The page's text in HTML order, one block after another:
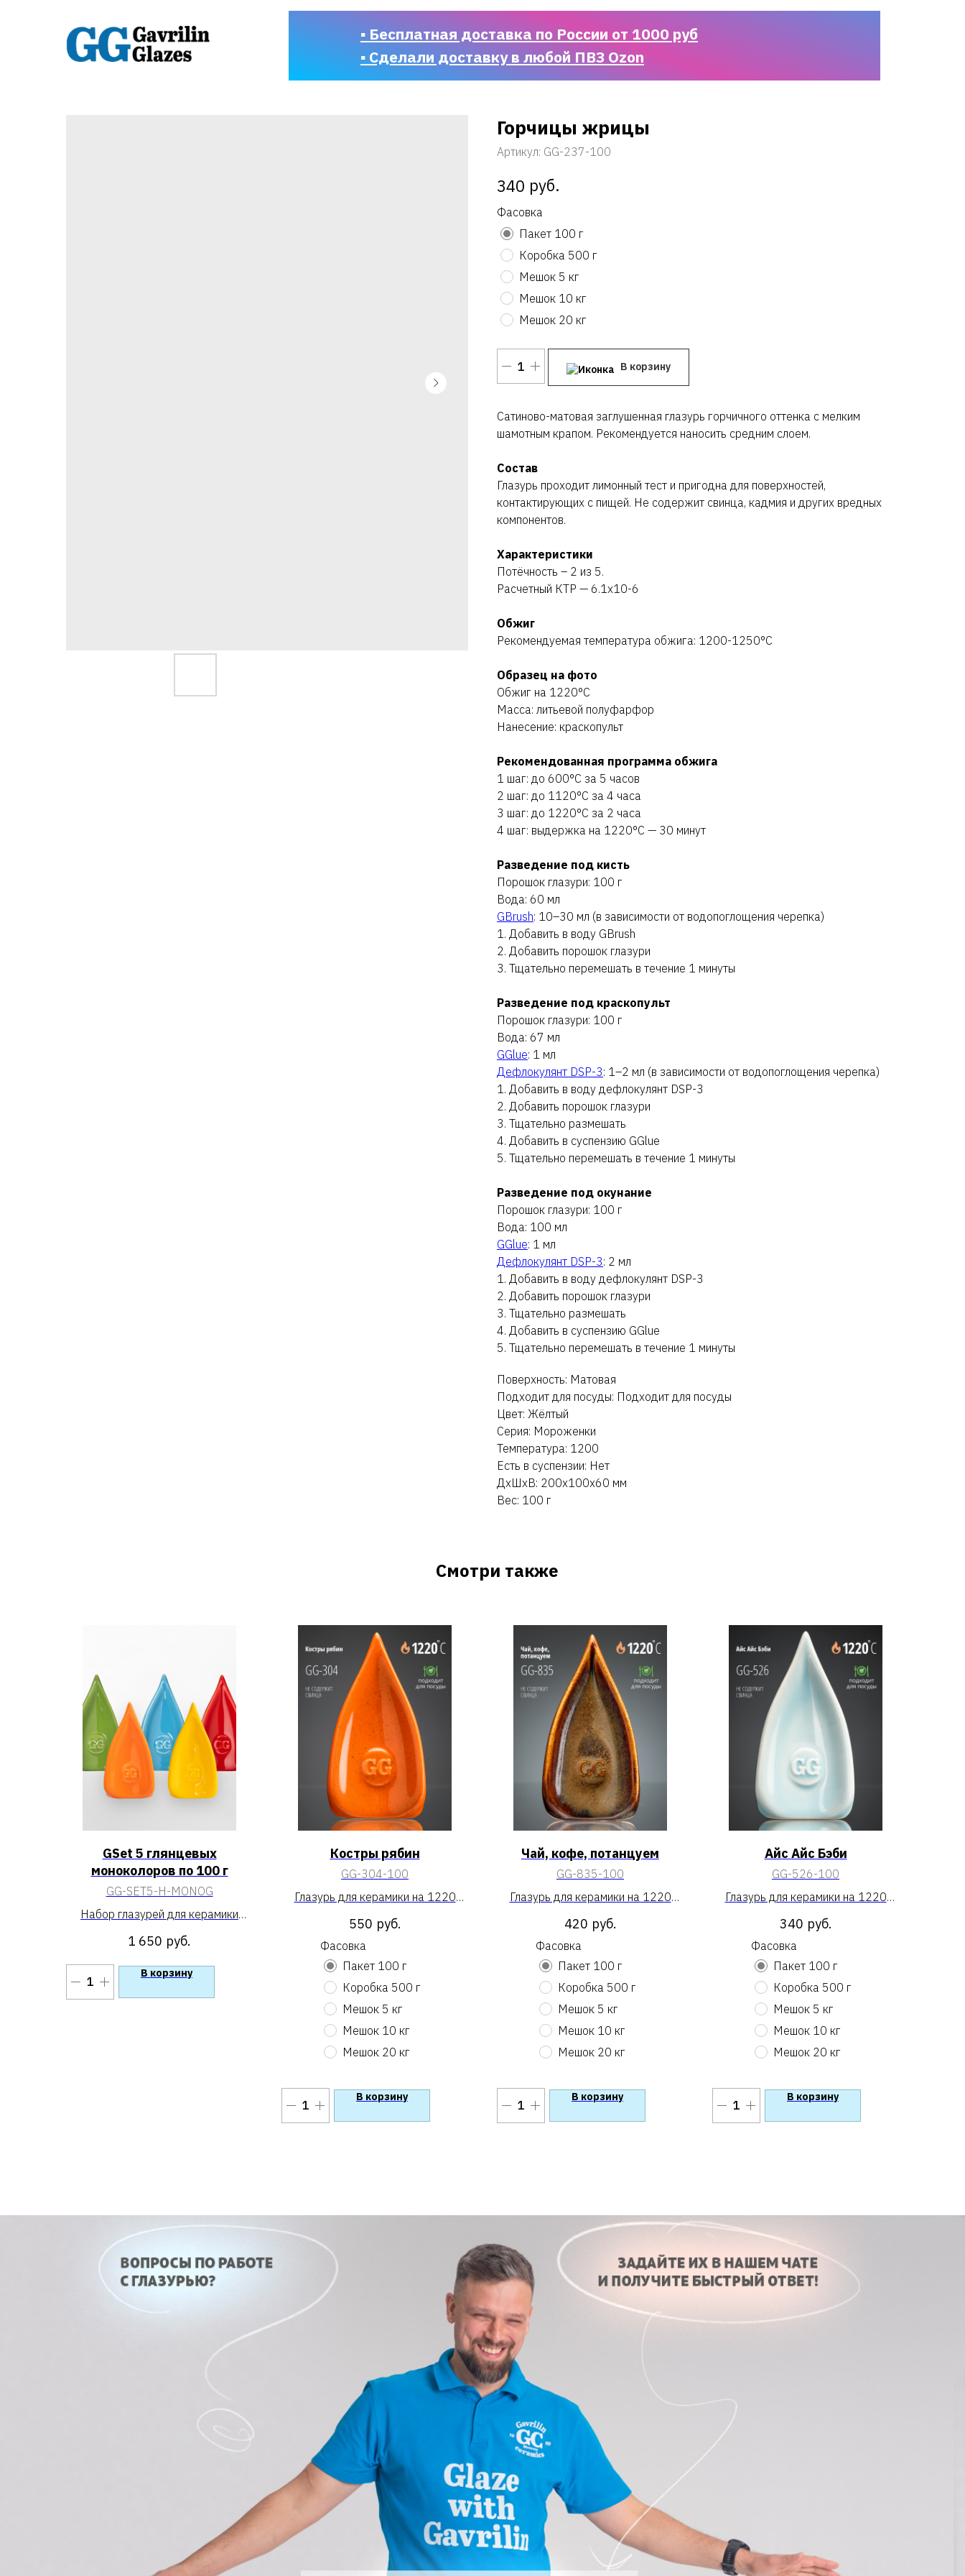
▪ Бесплатная доставка по России от 1000 руб
▪ Сделали доставку в любой ПВЗ Ozon
Горчицы жрицы
Артикул: GG-237-100
340 руб.
Фасовка
Пакет 100 г
Коробка 500 г
Мешок 5 кг
Мешок 10 кг
Мешок 20 кг
В корзину
Сатиново-матовая заглушенная глазурь горчичного оттенка с мелким
шамотным крапом. Рекомендуется наносить средним слоем.
Состав
Глазурь проходит лимонный тест и пригодна для поверхностей,
контактирующих с пищей. Не содержит свинца, кадмия и других вредных
компонентов.
Характеристики
Потёчность – 2 из 5.
Расчетный КТР — 6.1х10-6
Обжиг
Рекомендуемая температура обжига: 1200-1250°C
Образец на фото
Обжиг на 1220°C
Масса: литьевой полуфарфор
Нанесение: краскопульт
Рекомендованная программа обжига
1 шаг: до 600°C за 5 часов
2 шаг: до 1120°C за 4 часа
3 шаг: до 1220°C за 2 часа
4 шаг: выдержка на 1220°C — 30 минут
Разведение под кисть
Порошок глазури: 100 г
Вода: 60 мл
GBrush: 10–30 мл (в зависимости от водопоглощения черепка)
1. Добавить в воду GBrush
2. Добавить порошок глазури
3. Тщательно перемешать в течение 1 минуты
Разведение под краскопульт
Порошок глазури: 100 г
Вода: 67 мл
GGlue: 1 мл
Дефлокулянт DSP-3: 1–2 мл (в зависимости от водопоглощения черепка)
1. Добавить в воду дефлокулянт DSP-3
2. Добавить порошок глазури
3. Тщательно размешать
4. Добавить в суспензию GGlue
5. Тщательно перемешать в течение 1 минуты
Разведение под окунание
Порошок глазури: 100 г
Вода: 100 мл
GGlue: 1 мл
Дефлокулянт DSP-3: 2 мл
1. Добавить в воду дефлокулянт DSP-3
2. Добавить порошок глазури
3. Тщательно размешать
4. Добавить в суспензию GGlue
5. Тщательно перемешать в течение 1 минуты
Поверхность: Матовая
Подходит для посуды: Подходит для посуды
Цвет: Жёлтый
Серия: Мороженки
Температура: 1200
Есть в суспензии: Нет
ДxШxВ: 200x100x60 мм
Вес: 100 г
Смотри также
GSet 5 глянцевых
моноколоров по 100 г
GG-SET5-H-MONOG
Набор глазурей для керамики
«GSet 5 глянцевых моноколоров по
100 г»
1 650 руб.
В корзину
Костры рябин
GG-304-100
Глазурь для керамики на 1220
«Костры рябин»
550 руб.
Фасовка
Пакет 100 г
Коробка 500 г
Мешок 5 кг
Мешок 10 кг
Мешок 20 кг
В корзину
Чай, кофе, потанцуем
GG-835-100
Глазурь для керамики на 1220
«Чай, кофе, потанцуем»
420 руб.
Фасовка
Пакет 100 г
Коробка 500 г
Мешок 5 кг
Мешок 10 кг
Мешок 20 кг
В корзину
Айс Айс Бэби
GG-526-100
Глазурь для керамики на 1220
«Айс Айс Бэби»
340 руб.
Фасовка
Пакет 100 г
Коробка 500 г
Мешок 5 кг
Мешок 10 кг
Мешок 20 кг
В корзину